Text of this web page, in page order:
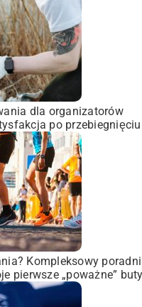
dla organizatorów
po
Kompleksowy
pierwsze „poważne”